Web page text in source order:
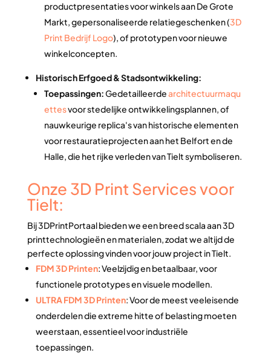
productpresentaties voor winkels aan De Grote
Markt, gepersonaliseerde relatiegeschenken (3D
Print Bedrijf Logo), of prototypen voor nieuwe
winkelconcepten.
Historisch Erfgoed & Stadsontwikkeling:
Toepassingen:Gedetailleerdearchitectuurmaqu
ettesvoor stedelijke ontwikkelingsplannen, of
nauwkeurige replica's van historische elementen
voor restauratieprojecten aan het Belfort en de
Halle, die het rijke verleden van Tielt symboliseren.
Onze 3D Print Services voor
Tielt:
Bij 3DPrintPortaal bieden we een breed scala aan 3D
printtechnologieën en materialen, zodat we altijd de
perfecte oplossing vinden voor jouw project in Tielt.
FDM 3D Printen: Veelzijdig en betaalbaar, voor
functionele prototypes en visuele modellen.
ULTRA FDM 3D Printen: Voor de meest veeleisende
onderdelen die extreme hitte of belasting moeten
weerstaan, essentieel voor industriële
toepassingen.